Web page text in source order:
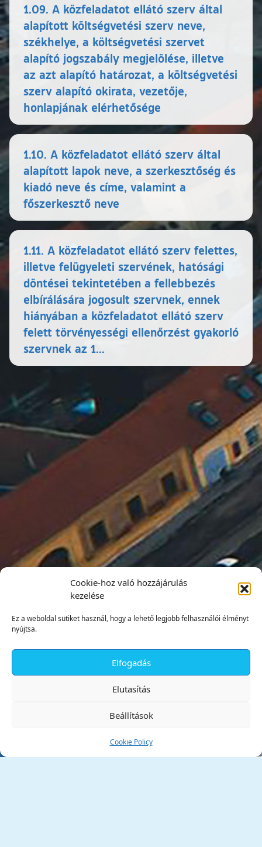
Cookie-hoz való hozzájárulás
kezelése
Ez a weboldal sütiket használ, hogy a lehető legjobb felhasználói élményt
nyújtsa.
Elfogadás
Elutasítás
Beállítások
Cookie Policy
1.09. A közfeladatot ellátó szerv által
alapított költségvetési szerv neve,
székhelye, a költségvetési szervet
alapító jogszabály megjelölése, illetve
az azt alapító határozat, a költségvetési
szerv alapító okirata, vezetője,
honlapjának elérhetősége
1.10. A közfeladatot ellátó szerv által
alapított lapok neve, a szerkesztőség és
kiadó neve és címe, valamint a
főszerkesztő neve
1.11. A közfeladatot ellátó szerv felettes,
illetve felügyeleti szervének, hatósági
döntései tekintetében a fellebbezés
elbírálására jogosult szervnek, ennek
hiányában a közfeladatot ellátó szerv
felett törvényességi ellenőrzést gyakorló
szervnek az 1...
Tata Város Önkormányzata
✕